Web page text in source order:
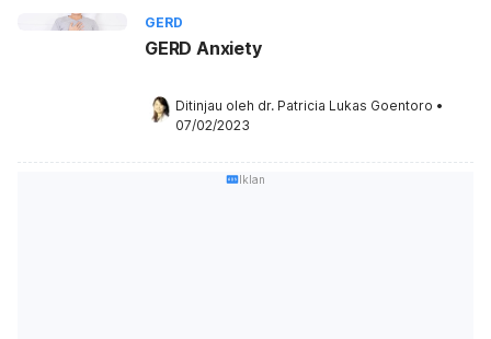
GERD
GERD Anxiety
Ditinjau oleh dr. Patricia Lukas Goentoro •
07/02/2023
Iklan